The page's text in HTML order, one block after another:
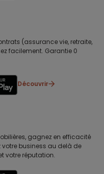
(assurance vie, retraite,
facilement. Garantie 0
Découvrir
gagnez en efficacité
votre business au delà de
votre réputation.